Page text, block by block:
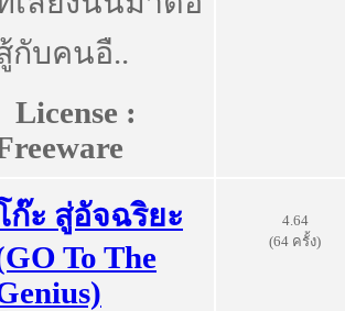
กับคนอื..
License :
ก๊ะ สู่อัจฉริยะ
To The
4.64
(64 ครั้ง)